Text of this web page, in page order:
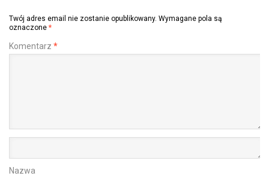
Twój adres email nie zostanie opublikowany. Wymagane pola są
oznaczone *
Komentarz *
Nazwa